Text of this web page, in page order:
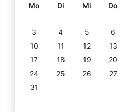
Mo Di Mi Do
3
4 5 6
10
11 12 13
17
18 19 20
24
25 26 27
31